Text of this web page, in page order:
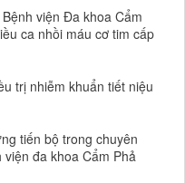
viện Đa khoa Cẩm
ca nhồi máu cơ tim cấp
trị nhiễm khuẩn tiết niệu
tiến bộ trong chuyên
đa khoa Cẩm Phả